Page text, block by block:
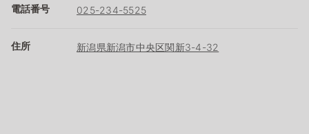
電話番号 025-234-5525
住所 新潟県新潟市中央区関新3-4-32